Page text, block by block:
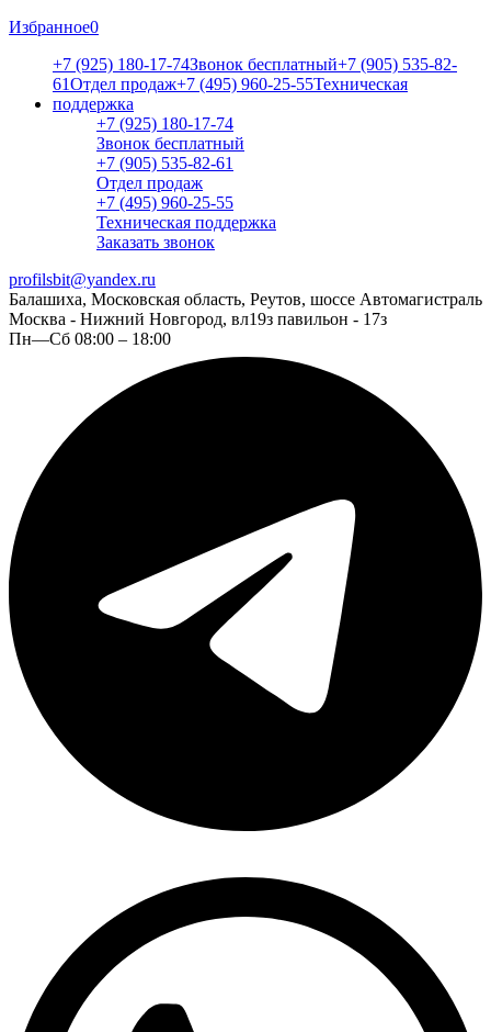
Избранное0
+7 (925) 180-17-74Звонок бесплатный+7 (905) 535-82-
61Отдел продаж+7 (495) 960-25-55Техническая
поддержка
+7 (925) 180-17-74
Звонок бесплатный
+7 (905) 535-82-61
Отдел продаж
+7 (495) 960-25-55
Техническая поддержка
Заказать звонок
profilsbit@yandex.ru
Балашиха, Московская область, Реутов, шоссе Автомагистраль
Москва - Нижний Новгород, вл19з павильон - 17з
Пн—Сб 08:00 – 18:00